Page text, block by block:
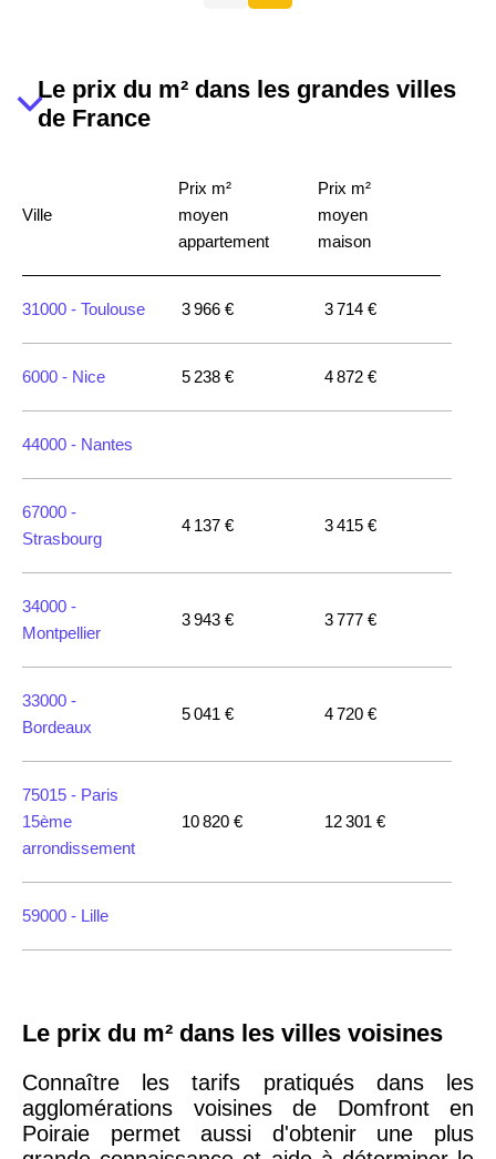
Le prix du m² dans les grandes villes
de France
Ville
Prix m²
moyen
appartement
Prix m²
moyen
maison
31000 - Toulouse 3 966 € 3 714 €
6000 - Nice 5 238 € 4 872 €
44000 - Nantes
67000 -
Strasbourg
4 137 € 3 415 €
34000 -
Montpellier
3 943 € 3 777 €
33000 -
Bordeaux
5 041 € 4 720 €
75015 - Paris
15ème
arrondissement
10 820 € 12 301 €
59000 - Lille
75018 -
18ème
arrondissement
10 114 € 11 322 €
Le prix du m² dans les villes voisines
Connaître les tarifs pratiqués dans les
agglomérations voisines de Domfront en
Poiraie permet aussi d'obtenir une plus